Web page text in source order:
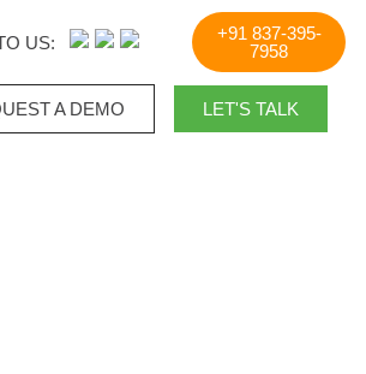
US:
+91 837-395-
7958
A DEMO​ LET'S TALK